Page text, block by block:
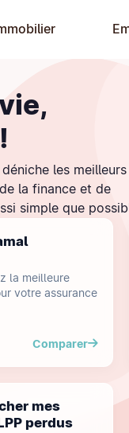
les meilleurs
la finance et de
simple que
la meilleure
votre assurance
Comparer
mes
perdus